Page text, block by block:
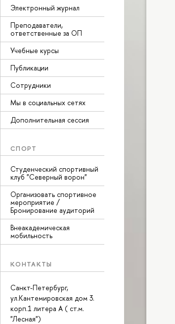
Электронный журнал
Преподаватели,
ответственные за ОП
Учебные курсы
Публикации
Сотрудники
Мы в социальных сетях
Дополнительная сессия
СПОРТ
Студенческий спортивный
клуб "Северный ворон"
Организовать спортивное
мероприятие /
Бронирование аудиторий
Внеакадемическая
мобильность
КОНТАКТЫ
Санкт-Петербург,
ул.Кантемировская дом 3.
корп.1 литера А ( ст.м.
"Лесная")